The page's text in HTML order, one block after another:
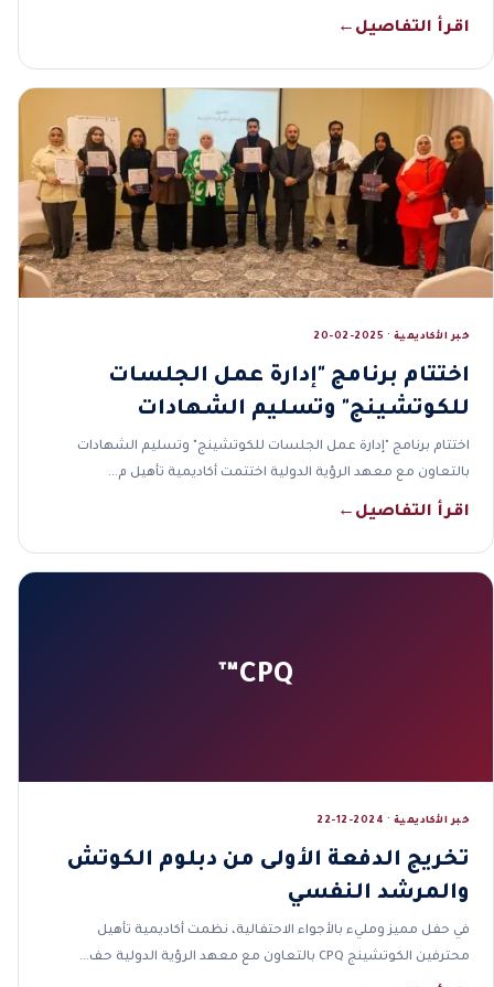
اقرأ التفاصيل ←
خبر الأكاديمية · 2025-02-20
اختتام برنامج "إدارة عمل الجلسات
للكوتشينج" وتسليم الشهادات
اختتام برنامج "إدارة عمل الجلسات للكوتشينج" وتسليم الشهادات
بالتعاون مع معهد الرؤية الدولية اختتمت أكاديمية تأهيل م…
اقرأ التفاصيل ←
CPQ™
خبر الأكاديمية · 2024-12-22
تخريج الدفعة الأولى من دبلوم الكوتش
والمرشد النفسي
في حفل مميز ومليء بالأجواء الاحتفالية، نظمت أكاديمية تأهيل
محترفين الكوتشينج CPQ بالتعاون مع معهد الرؤية الدولية حف…